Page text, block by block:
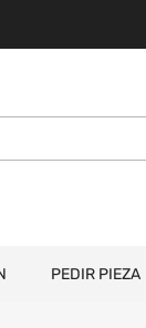
PEDIR PIEZA